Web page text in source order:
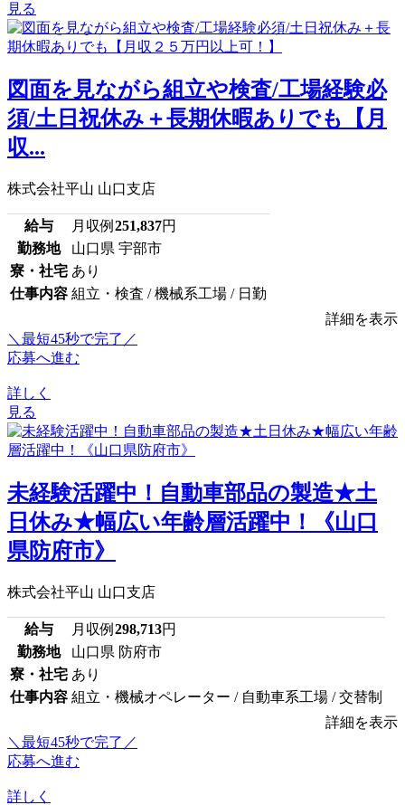
見る
図面を見ながら組立や検査/工場経験必
須/土日祝休み＋長期休暇ありでも【月
収...
株式会社平山 山口支店
給与 月収例 251,837円
勤務地
山口県 宇部市
寮・社宅 あり
仕事内容 組立・検査 / 機械系工場 / 日勤
詳細を表示
＼最短45秒で完了／
応募へ進む
詳しく
見る
未経験活躍中！自動車部品の製造★土
日休み★幅広い年齢層活躍中！《山口
県防府市》
株式会社平山 山口支店
給与 月収例 298,713円
勤務地
山口県 防府市
寮・社宅 あり
仕事内容 組立・機械オペレーター / 自動車系工場 / 交替制
詳細を表示
＼最短45秒で完了／
応募へ進む
詳しく